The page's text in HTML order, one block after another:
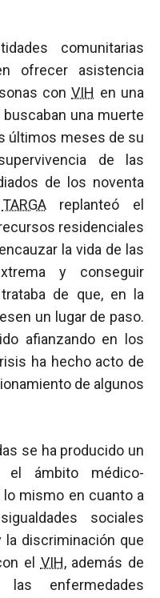
comunitarias
ofrecer asistencia
conVIH en una
una muerte
últimos meses de su
de las
de los noventa
TARGAreplanteó el
residenciales
la vida de las
y conseguir
de que, en la
un lugar de paso.
afianzando en los
ha hecho acto de
de algunos
se ha producido un
el ámbito médico-
mismo en cuanto a
sociales
la discriminación que
el VIH, además de
enfermedades